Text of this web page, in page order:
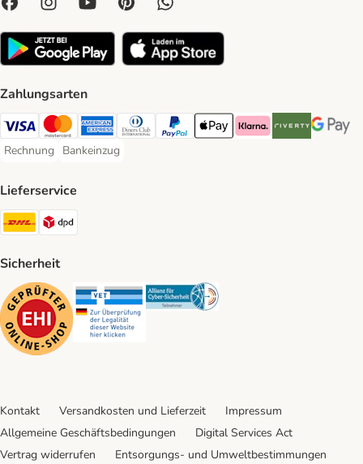
Zahlungsarten
Visa Payment Method
Mastercard Payment Method
American Express Payment Method
Diners Club Payment Method
PayPal Payment Method
Apple Pay Payment Method
Klarna Payment Method
Riverty Payment
Google
Rechnung
Rechnung Payment Method
Bankeinzug
Bankeinzug Payment Method
Lieferservice
DHL Shipping Method
Sicherheit
Security Security Security
Kontakt Versandkosten und Lieferzeit
Impressum
Allgemeine Geschäftsbedingungen
Digital Services Act
Vertrag widerrufen
Entsorgungs- und Umweltbestimmungen